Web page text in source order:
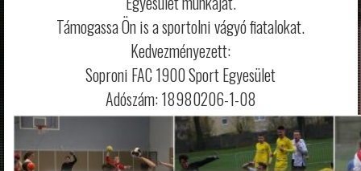
Támogassa Ön is a sportolni vágyó fiatalokat.
Kedvezményezett:
Soproni FAC 1900 Sport Egyesület
Adószám: 18980206-1-08